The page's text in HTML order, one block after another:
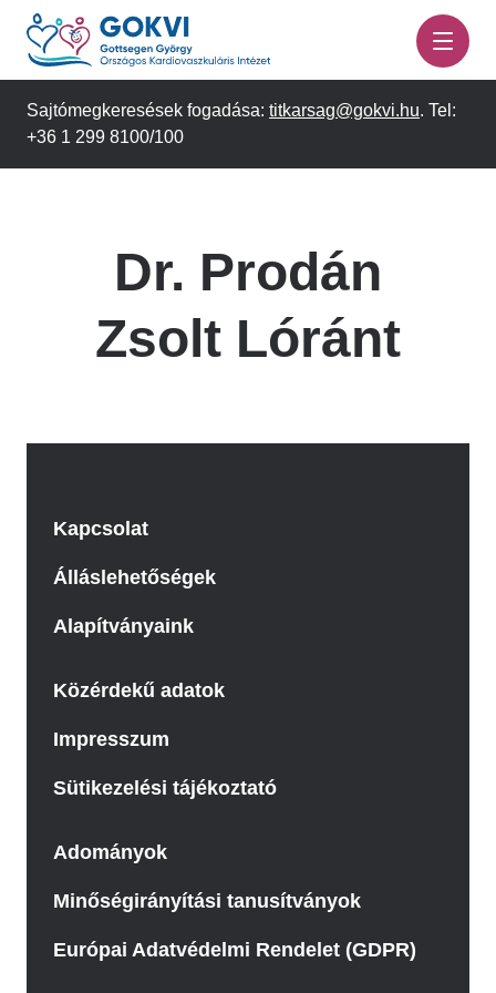
Ugrás
tartalomra
Sajtómegkeresések fogadása: titkarsag@gokvi.hu. Tel:
+36 1 299 8100/100
Dr. Prodán
Zsolt Lóránt
Kapcsolat
Álláslehetőségek
Alapítványaink
Közérdekű adatok
Impresszum
Sütikezelési tájékoztató
Adományok
Minőségirányítási tanusítványok
Európai Adatvédelmi Rendelet (GDPR)